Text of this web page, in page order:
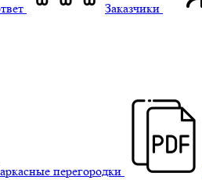
Заказчики
перегородки